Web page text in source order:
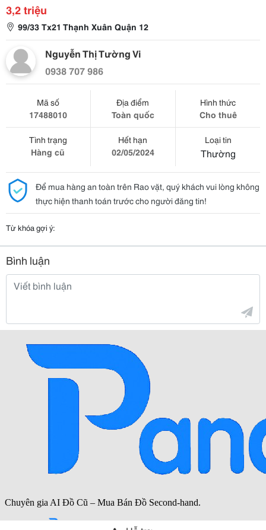
3,2 triệu
99/33 Tx21 Thạnh Xuân Quận 12
Nguyễn Thị Tường Vi
0938 707 986
Mã số
17488010
Địa điểm
Toàn quốc
Hình thức
Cho thuê
Tình trạng
Hàng cũ
Hết hạn
02/05/2024
Loại tin
Thường
Để mua hàng an toàn trên Rao vặt, quý khách vui lòng không
thực hiện thanh toán trước cho người đăng tin!
Từ khóa gợi ý:
Bình luận